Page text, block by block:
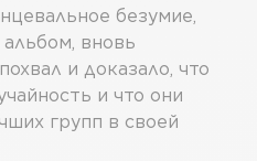
безумие,
вновь
и доказало, что
и что они
групп в своей